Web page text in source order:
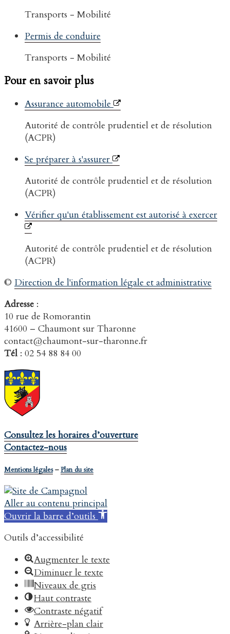
Transports - Mobilité
Permis de conduire
Transports - Mobilité
Pour en savoir plus
Assurance automobile
Autorité de contrôle prudentiel et de résolution
(ACPR)
Se préparer à s'assurer
Autorité de contrôle prudentiel et de résolution
(ACPR)
Vérifier qu'un établissement est autorisé à exercer
Autorité de contrôle prudentiel et de résolution
(ACPR)
© Direction de l'information légale et administrative
Adresse :
10 rue de Romorantin
41600 – Chaumont sur Tharonne
contact@chaumont-sur-tharonne.fr
Tél: 02 54 88 84 00
Consultez les horaires d’ouverture
Contactez-nous
Mentions légales–Plan du site
Aller au contenu principal
Ouvrir la barre d’outils
Outils d’accessibilité
Augmenter le texte
Diminuer le texte
Niveaux de gris
Haut contraste
Contraste négatif
Arrière-plan clair